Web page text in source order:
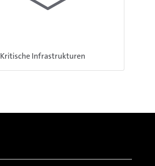
Kritische Infrastrukturen